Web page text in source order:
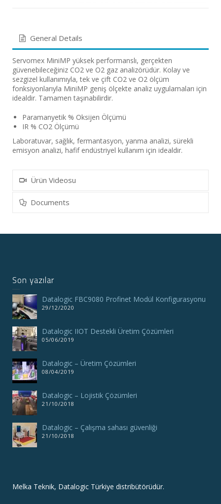
General Details
Servomex MiniMP yüksek performanslı, gerçekten
güvenebileceğiniz CO2 ve O2 gaz analizörüdür. Kolay ve
sezgizel kullanımıyla, tek ve çift CO2 ve O2 ölçüm
fonksiyonlarıyla MiniMP geniş ölçekte analiz uygulamaları için
idealdir. Tamamen taşınabilirdir.
Paramanyetik % Oksijen Ölçümü
IR % CO2 Ölçümü
Laboratuvar, sağlık, fermantasyon, yanma analizi, sürekli
emisyon analizi, hafif endüstriyel kullanım için idealdir.
Ürün Videosu
Documents
Son yazılar
Datalogic FBC9080 Profinet Modül Konfigurasyonu
29/12/2020
Datalogic IIOT Destekli Üretim Çözümleri
05/06/2019
Datalogic – Üretim Çözümleri
08/04/2019
Datalogic – Lojistik Çözümleri
21/10/2018
Datalogic – Çalışma sahası güvenliği
21/10/2018
Melka Teknik, Datalogic Türkiye distribütörüdür.